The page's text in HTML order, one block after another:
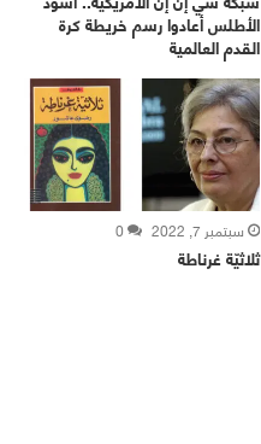
الأطلس أعادوا رسم خريطة كرة
القدم العالمية
سبتمبر 7, 2022 0
ثلاثيّة غرناطة